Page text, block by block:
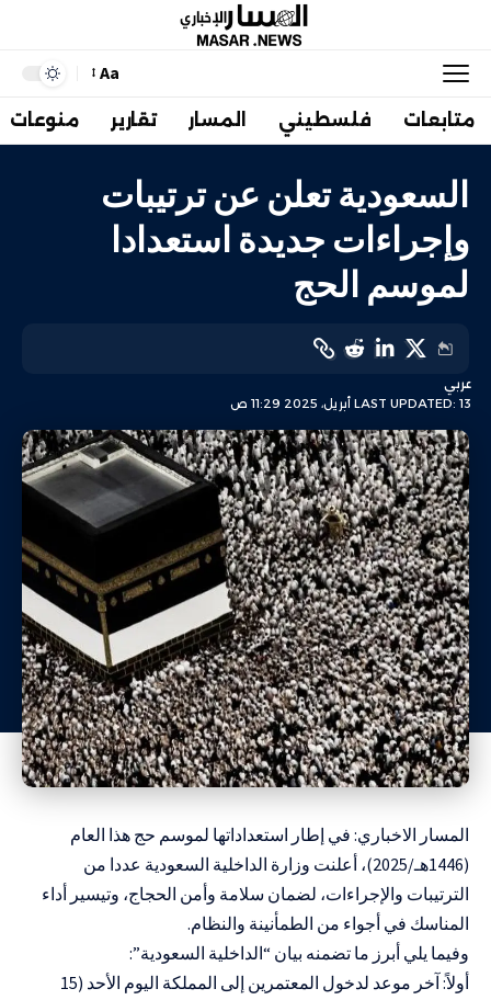
Aa
متابعات فلسطيني المسار تقارير منوعات
السعودية تعلن عن ترتيبات
وإجراءات جديدة استعدادا
لموسم الحج
LAST UPDATED: 13 أبريل، 2025 11:29 ص
عربي
المسار الاخباري: في إطار استعداداتها لموسم حج هذا العام
(1446هـ/2025)، أعلنت وزارة الداخلية السعودية عددا من
الترتيبات والإجراءات، لضمان سلامة وأمن الحجاج، وتيسير أداء
المناسك في أجواء من الطمأنينة والنظام.
وفيما يلي أبرز ما تضمنه بيان “الداخلية السعودية”:
أولاً: آخر موعد لدخول المعتمرين إلى المملكة اليوم الأحد (15